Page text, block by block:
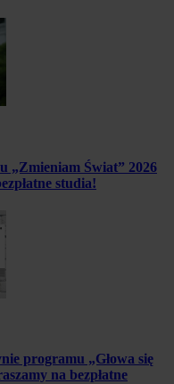
„Zmieniam Świat” 2026
studia!
programu „Głowa się
na bezpłatne